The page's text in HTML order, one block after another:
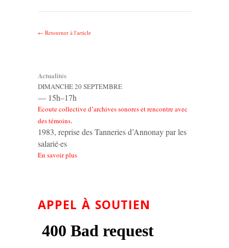
← Retourner à l'article
Actualités
DIMANCHE 20 SEPTEMBRE
— 15h–17h
Ecoute collective d’archives sonores et rencontre avec
des témoins.
1983, reprise des Tanneries d’Annonay par les
salarié·es
En savoir plus
APPEL À SOUTIEN